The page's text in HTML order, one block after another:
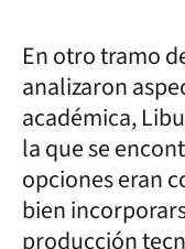
En otro tramo
analizaron
académica,
la que se
opciones eran
bien
producción